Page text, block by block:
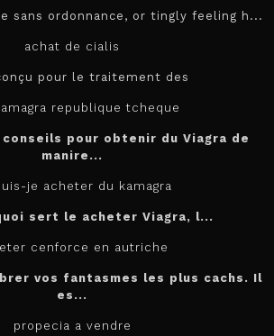
sans ordonnance, or tingly feeling h...
achat de cialis
pour le traitement des
republique tcheque
pour obtenir du Viagra de
manire...
je acheter du kamagra
sert le acheter Viagra, l...
cenforce en autriche
vos fantasmes les plus cachs. Il
es...
propecia a vendre